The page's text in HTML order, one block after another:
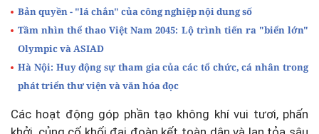
Bản quyền - "lá chắn" của công nghiệp nội dung số
Tầm nhìn thể thao Việt Nam 2045: Lộ trình tiến ra "biển lớn"
Olympic và ASIAD
Hà Nội: Huy động sự tham gia của các tổ chức, cá nhân trong
phát triển thư viện và văn hóa đọc
Các hoạt động góp phần tạo không khí vui tươi, phấn